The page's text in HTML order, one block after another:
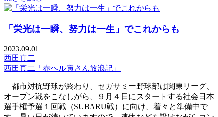
「栄光は一瞬、努力は一生」でこれからも
2023.09.01
西田真二
西田真二「赤ヘル寅さん放浪記」
都市対抗野球が終わり、セガサミー野球部は関東リーグ、
オープン戦をこなしがら、９月４日にスタートする社会日本
選手権予選１回戦（SUBARU戦）に向け、着々と準備中で